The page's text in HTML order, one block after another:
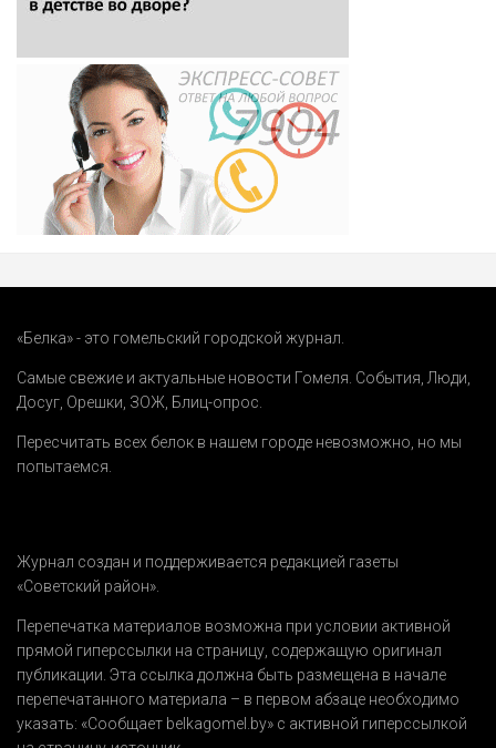
«Белка» - это гомельский городской журнал.
Самые свежие и актуальные новости Гомеля. События,Люди,
Досуг, Орешки, ЗОЖ, Блиц-опрос.
Пересчитать всех белок в нашем городе невозможно, но мы
попытаемся.
Журнал создан и поддерживается редакцией газеты
«Советский район».
Перепечатка материалов возможна при условии активной
прямой гиперссылки на страницу, содержащую оригинал
публикации. Эта ссылка должна быть размещена в начале
перепечатанного материала – в первом абзаце необходимо
указать: «Сообщает belkagomel.by» с активной гиперссылкой